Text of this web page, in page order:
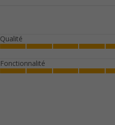
Qualité
Fonctionnalité